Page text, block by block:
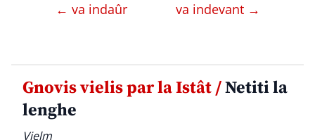
← va indaûr va indevant →
Gnovis vielis par la Istât /Netiti la
lenghe
Vielm